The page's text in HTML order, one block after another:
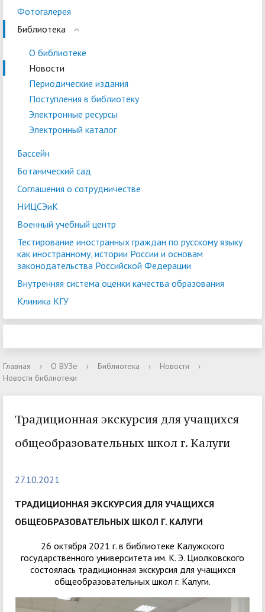
Фотогалерея
Библиотека
О библиотеке
Новости
Периодические издания
Поступления в библиотеку
Электронные ресурсы
Электронный каталог
Бассейн
Ботанический сад
Соглашения о сотрудничестве
НИЦСЭиК
Военный учебный центр
Тестирование иностранных граждан по русскому языку
как иностранному, истории России и основам
законодательства Российской Федерации
Внутренняя система оценки качества образования
Клиника КГУ
Главная › О ВУЗе › Библиотека › Новости
›
Новости библиотеки
Традиционная экскурсия для учащихся
общеобразовательных школ г. Калуги
27.10.2021
ТРАДИЦИОННАЯ ЭКСКУРСИЯ ДЛЯ УЧАЩИХСЯ
ОБЩЕОБРАЗОВАТЕЛЬНЫХ ШКОЛ Г. КАЛУГИ
26 октября 2021 г. в библиотеке Калужского
государственного университета им. К. Э. Циолковского
состоялась традиционная экскурсия для учащихся
общеобразовательных школ г. Калуги.